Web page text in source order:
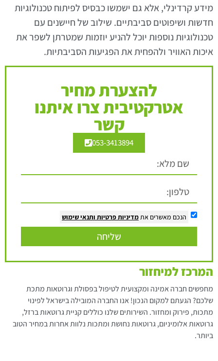
מידע קרדינלי, אלא גם ישמשו כבסיס לפיתוח טכנולוגיות
חדשות ושיפוטים סביבתיים. שילוב של חיישנים עם
טכנולוגיות נוספות יוכל להניע יוזמות שמטרתן לשפר את
איכות האוויר ולהפחית את הפגיעות הסביבתיות.
להצערת מחיר
אטרקטיבית צרו איתנו
קשר
053-3413894
הנכם מאשרים אתמדיניות פרטיות ותנאי שימוש
שליחה
המרכז למיחזור
מחפשים חברה אמינה ומקצועית לטיפול בפסולת וגרוטאות מתכת
שלכם? הגעתם למקום הנכון! אנו החברה המובילה בישראל לפינוי
מתכות, פירוק ומחזור. השירותים שלנו כוללים קניית גרוטאות ברזל,
גרוטאות אלומיניום, גרוטאות נחושת ומתכות נלוות אחרות במחיר הטוב
ביותר.